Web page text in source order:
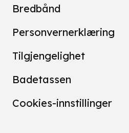
Bredbånd
Personvernerklæring
Tilgjengelighet
Badetassen
Cookies-innstillinger